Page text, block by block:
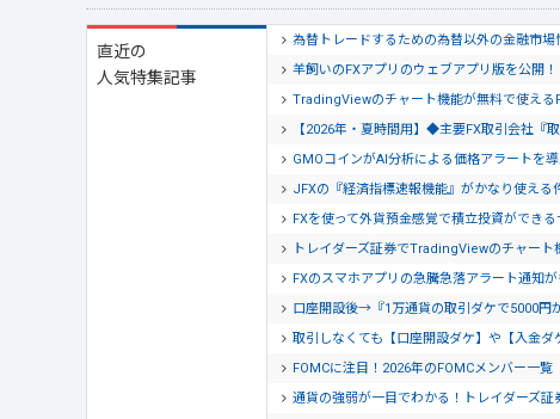
直近の
人気特集記事
為替トレードするための為替以外の金融市
羊飼いのFXアプリのウェブアプリ版を公開
TradingViewのチャート機能が無料で使える
【2026年・夏時間用】◆主要FX取引会社『
GMOコインがAI分析による価格アラートを導
JFXの『経済指標速報機能』がかなり使える
FXを使って外貨預金感覚で積立投資ができ
トレイダーズ証券でTradingViewのチャー
FXのスマホアプリの急騰急落アラート通知
口座開設後→『1万通貨の取引ダケで5000円
取引しなくても【口座開設ダケ】や【入金ダ
FOMCに注目！2026年のFOMCメンバー一覧
通貨の強弱が一目でわかる！トレイダーズ証